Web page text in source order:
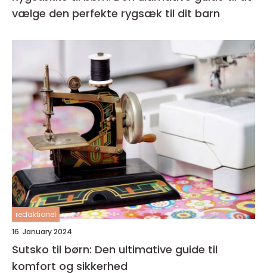
vælge den perfekte rygsæk til dit barn
redaktionel
16. January 2024
Sutsko til børn: Den ultimative guide til
komfort og sikkerhed